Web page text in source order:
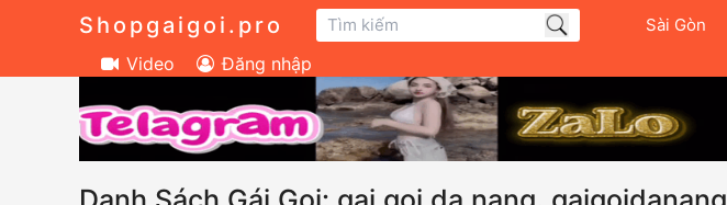
Shopgaigoi.pro Sài Gòn
Video Đăng nhập